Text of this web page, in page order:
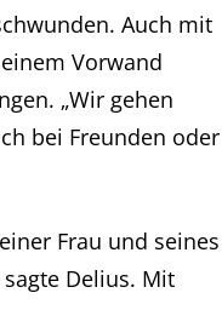
Auch mit
Vorwand
„Wir gehen
bei Freunden oder
Frau und seines
Delius. Mit